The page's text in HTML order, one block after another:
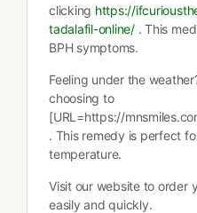
clicking https://
tadalafil-online/. This
BPH symptoms.
Feeling under the
choosing to
[URL=https://
. This remedy is perfect
temperature.
Visit our website to order
easily and quickly.